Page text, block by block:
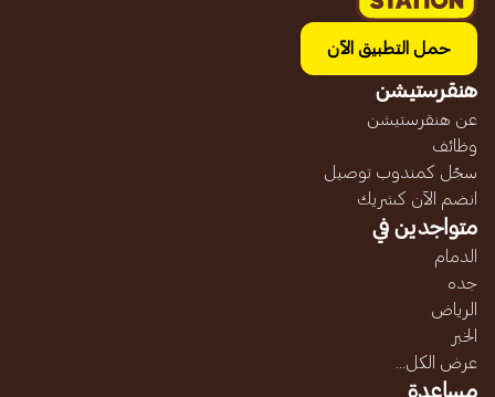
حمل التطبيق الآن
هنقرستيشن
عن هنقرستيشن
وظائف
سجّل كمندوب توصيل
انضم الآن كشريك
متواجدين في
الدمام
جده
الرياض
الخبر
عرض الكل...
مساعدة